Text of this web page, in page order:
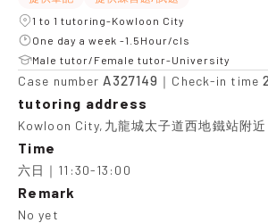
1 to 1 tutoring-Kowloon City
One day a week -1.5Hour/cls
Male tutor/Female tutor-University
Case number A327149 ｜Check-in time
tutoring address
Kowloon City,九龍城太子道西地鐵站附近
Time
六日｜11:30-13:00
Remark
No yet